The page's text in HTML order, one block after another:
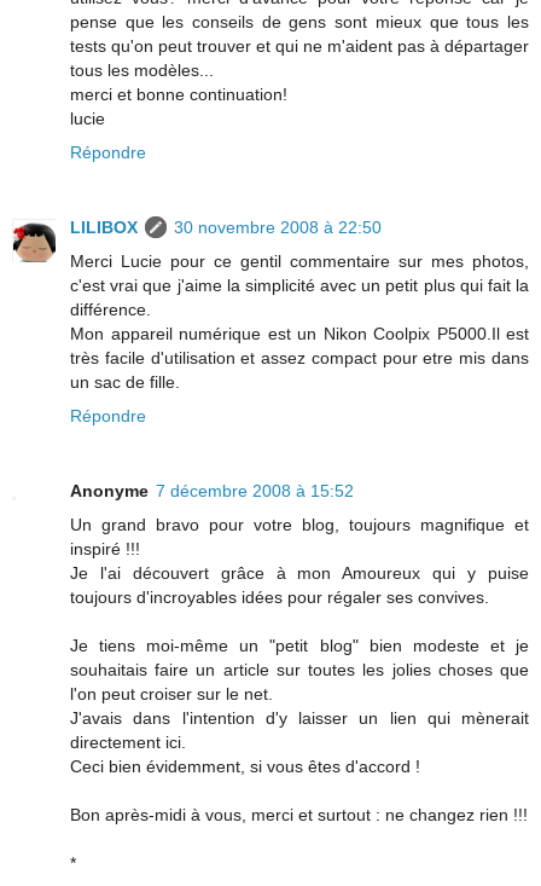
pense que les conseils de gens sont mieux que tous les
tests qu'on peut trouver et qui ne m'aident pas à départager
tous les modèles...
merci et bonne continuation!
lucie
Répondre
LILIBOX
30 novembre 2008 à 22:50
Merci Lucie pour ce gentil commentaire sur mes photos,
c'est vrai que j'aime la simplicité avec un petit plus qui fait la
différence.
Mon appareil numérique est un Nikon Coolpix P5000.Il est
très facile d'utilisation et assez compact pour etre mis dans
un sac de fille.
Répondre
Anonyme 7 décembre 2008 à 15:52
Un grand bravo pour votre blog, toujours magnifique et
inspiré !!!
Je l'ai découvert grâce à mon Amoureux qui y puise
toujours d'incroyables idées pour régaler ses convives.
Je tiens moi-même un "petit blog" bien modeste et je
souhaitais faire un article sur toutes les jolies choses que
l'on peut croiser sur le net.
J'avais dans l'intention d'y laisser un lien qui mènerait
directement ici.
Ceci bien évidemment, si vous êtes d'accord !
Bon après-midi à vous, merci et surtout : ne changez rien !!!
*